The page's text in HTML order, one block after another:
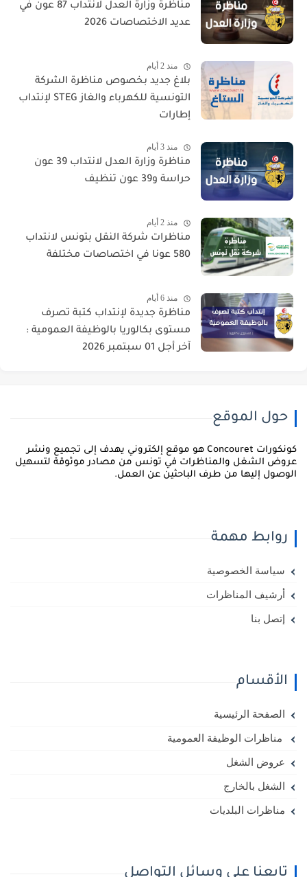
مناظرة وزارة العدل لانتداب 87 عون في
عديد الاختصاصات 2026
منذ 2 أيام
بلاغ جديد بخصوص مناظرة الشركة
التونسية للكهرباء والغاز STEG لإنتداب
إطارات
منذ 3 أيام
مناظرة وزارة العدل لانتداب 39 عون
حراسة و39 عون تنظيف
منذ 2 أيام
مناظرات شركة النقل بتونس لانتداب
580 عونا في اختصاصات مختلفة
منذ 6 أيام
مناظرة جديدة لإنتداب كتبة تصرف
مستوى بكالوريا بالوظيفة العمومية :
آخر أجل 01 سبتمبر 2026
حول الموقع
كونكورات Concouret هو موقع إلكتروني يهدف إلى تجميع ونشر
الشغل والمناظرات في تونس من مصادر موثوقة لتسهيل
إليها من طرف الباحثين عن العمل.
روابط مهمة
سياسة الخصوصية
أرشيف المناظرات
إتصل بنا
الأقسام
الصفحة الرئيسية
مناظرات الوظيفة العمومية
عروض الشغل
الشغل بالخارج
مناظرات البلديات
تابعنا على وسائل التواصل